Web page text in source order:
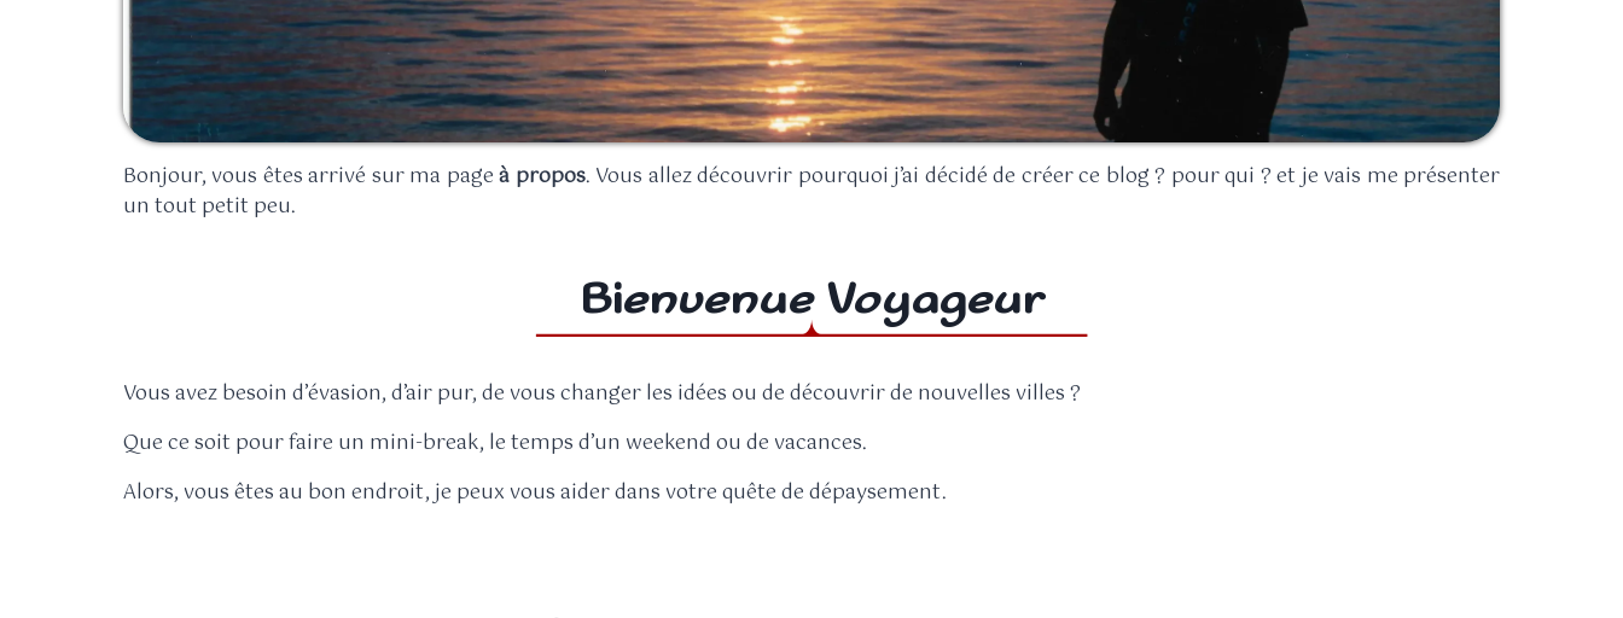
Bonjour, vous êtes arrivé sur ma pageà propos. Vous allez découvrir pourquoi j’ai décidé de créer ce blog ? pour qui ? et je vais me présenter
un tout petit peu.
Bienvenue Voyageur
Vous avez besoin d’évasion, d’air pur, de vous changer les idées ou de découvrir de nouvelles villes ?
Que ce soit pour faire un mini-break, le temps d’un weekend ou de vacances.
Alors, vous êtes au bon endroit, je peux vous aider dans votre quête de dépaysement.